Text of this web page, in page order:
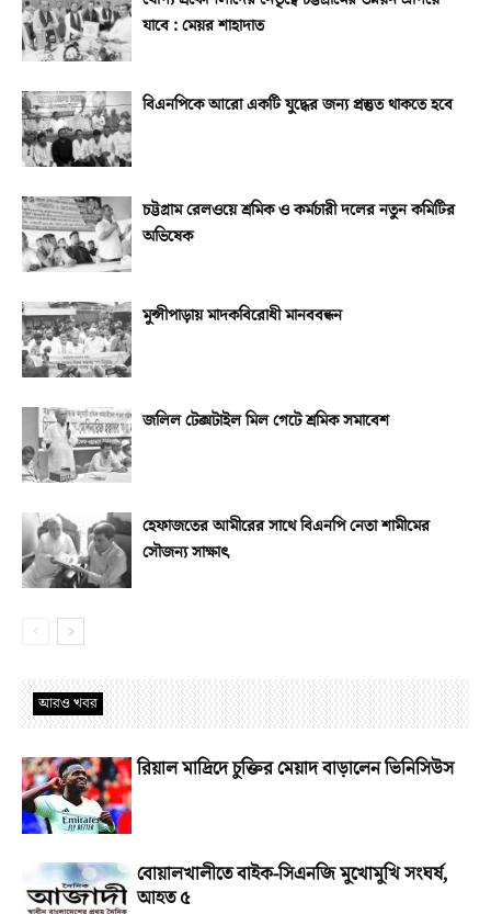
যাবে : মেয়র শাহাদাত
বিএনপিকে আরো একটি যুদ্ধের জন্য প্রস্তুত থাকতে হবে
চট্টগ্রাম রেলওয়ে শ্রমিক ও কর্মচারী দলের নতুন কমিটির
অভিষেক
মুন্সীপাড়ায় মাদকবিরোধী মানববন্ধন
জলিল টেক্সটাইল মিল গেটে শ্রমিক সমাবেশ
হেফাজতের আমীরের সাথে বিএনপি নেতা শামীমের
সৌজন্য সাক্ষাৎ
আরও খবর
রিয়াল মাদ্রিদে চুক্তির মেয়াদ বাড়ালেন ভিনিসিউস
বোয়ালখালীতে বাইক-সিএনজি মুখোমুখি সংঘর্ষ,
আহত ৫